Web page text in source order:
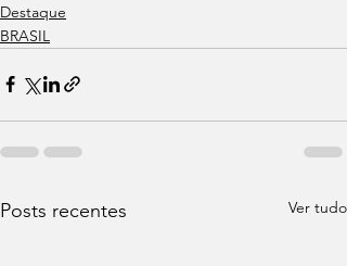
Destaque
BRASIL
Posts recentes Ver tudo